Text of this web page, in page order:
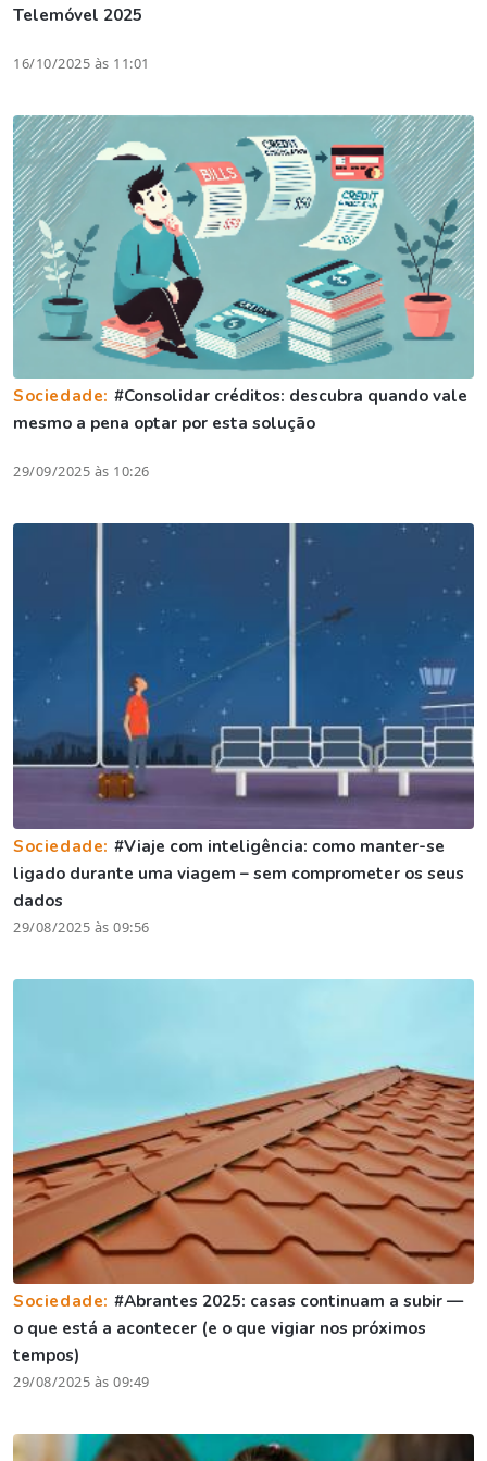
Telemóvel 2025
16/10/2025 às 11:01
Sociedade: #Consolidar créditos: descubra quando vale
mesmo a pena optar por esta solução
29/09/2025 às 10:26
Sociedade: #Viaje com inteligência: como manter-se
ligado durante uma viagem – sem comprometer os seus
dados
29/08/2025 às 09:56
Sociedade: #Abrantes 2025: casas continuam a subir —
o que está a acontecer (e o que vigiar nos próximos
tempos)
29/08/2025 às 09:49